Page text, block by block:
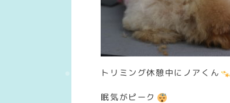
トリミング休憩中にノアくん
眠気がピーク